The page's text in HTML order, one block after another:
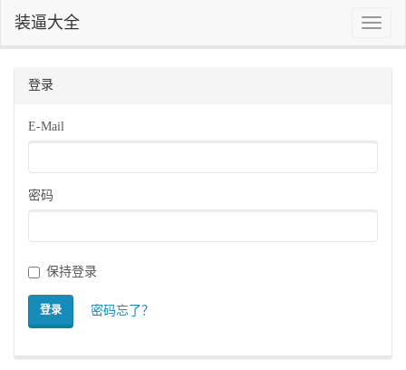
Toggle
装逼大全
登录
E-Mail
密码
保持登录
登录 密码忘了？